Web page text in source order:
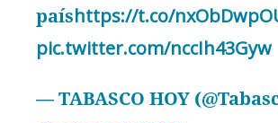
paíshttps://t.co/
pic.twitter.com/nccIh43Gyw
— TABASCO HOY